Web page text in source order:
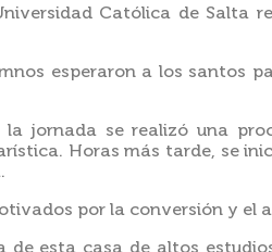
Católica de Salta
esperaron a los santos
jornada se realizó una
Horas más tarde, se
por la conversión y el